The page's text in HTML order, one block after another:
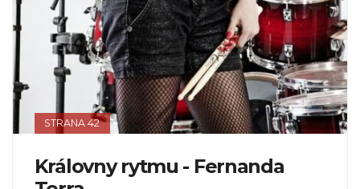
STRANA 42
Královny rytmu - Fernanda